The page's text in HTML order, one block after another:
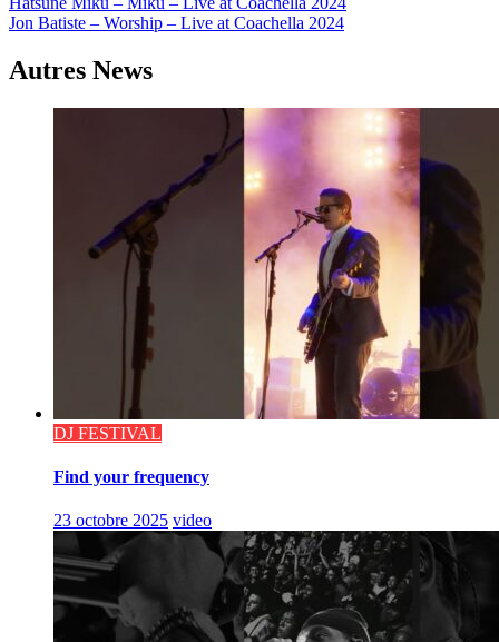
Navigation
de
l’article
Jon Batiste – Worship – Live at Coachella 2024
Autres News
DJ FESTIVAL
Find your frequency
23 octobre 2025 video